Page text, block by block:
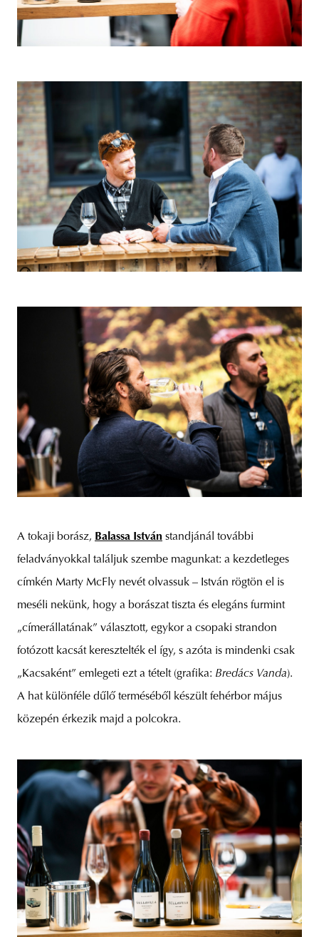
A tokaji borász, Balassa István standjánál további
feladványokkal találjuk szembe magunkat: a kezdetleges
címkén Marty McFly nevét olvassuk – István rögtön el is
meséli nekünk, hogy a borászat tiszta és elegáns furmint
„címerállatának” választott, egykor a csopaki strandon
fotózott kacsát keresztelték el így, s azóta is mindenki csak
„Kacsaként” emlegeti ezt a tételt (grafika: Bredács Vanda).
A hat különféle dűlő terméséből készült fehérbor május
közepén érkezik majd a polcokra.